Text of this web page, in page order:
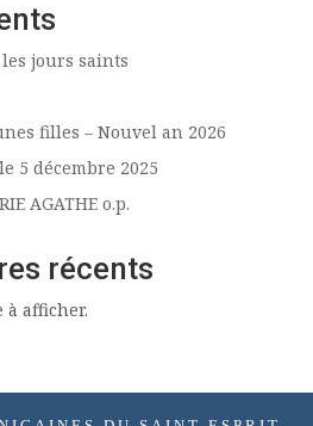
les jours saints
filles – Nouvel an 2026
5 décembre 2025
AGATHE o.p.
récents
afficher.